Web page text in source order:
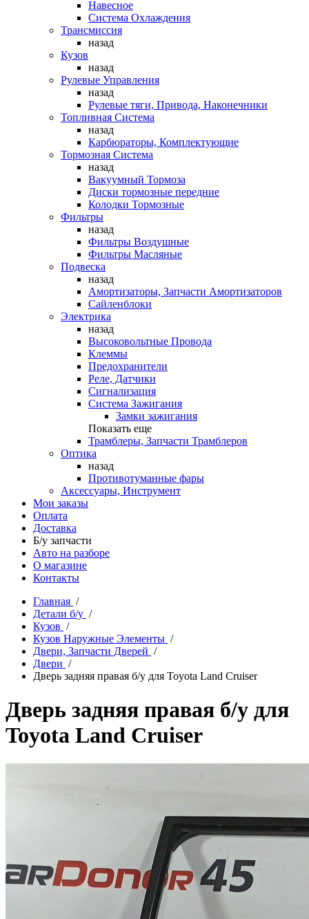
Навесное
Система Охлаждения
Трансмиссия
назад
Кузов
назад
Рулевые Управления
назад
Рулевые тяги, Привода, Наконечники
Топливная Система
назад
Карбюраторы, Комплектующие
Тормозная Система
назад
Вакуумный Тормоза
Диски тормозные передние
Колодки Тормозные
Фильтры
назад
Фильтры Воздушные
Фильтры Масляные
Подвеска
назад
Амортизаторы, Запчасти Амортизаторов
Сайленблоки
Электрика
назад
Высоковольтные Провода
Клеммы
Предохранители
Реле, Датчики
Сигнализация
Система Зажигания
Замки зажигания
Показать еще
Трамблеры, Запчасти Трамблеров
Оптика
назад
Противотуманные фары
Аксессуары, Инструмент
Мои заказы
Оплата
Доставка
Б/у запчасти
Авто на разборе
О магазине
Контакты
Главная /
Детали б/у /
Кузов /
Кузов Наружные Элементы /
Двери, Запчасти Дверей /
Двери /
Дверь задняя правая б/у для Toyota Land Cruiser
Дверь задняя правая б/у для
Toyota Land Cruiser